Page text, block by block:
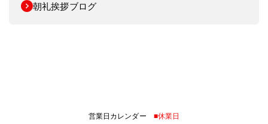
朝礼挨拶ブログ
営業日カレンダー ■休業日